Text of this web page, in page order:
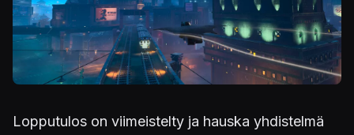
Lopputulos on viimeistelty ja hauska yhdistelmä